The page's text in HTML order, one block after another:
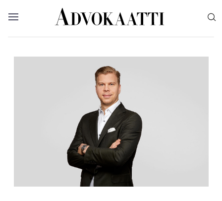
Avaa valikko
Valikon voit myös sulkea painamalla
Advokaatti etusivulle